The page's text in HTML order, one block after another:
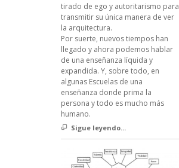
tirado de ego y autoritarismo para
transmitir su única manera de ver
la arquitectura.
Por suerte, nuevos tiempos han
llegado y ahora podemos hablar
de una enseñanza líquida y
expandida. Y, sobre todo, en
algunas Escuelas de una
enseñanza donde prima la
persona y todo es mucho más
humano.
Sigue leyendo...